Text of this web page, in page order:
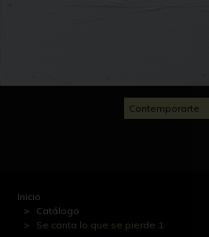
Contemporarte
Inicio
Catálogo
Se canta lo que se pierde 1